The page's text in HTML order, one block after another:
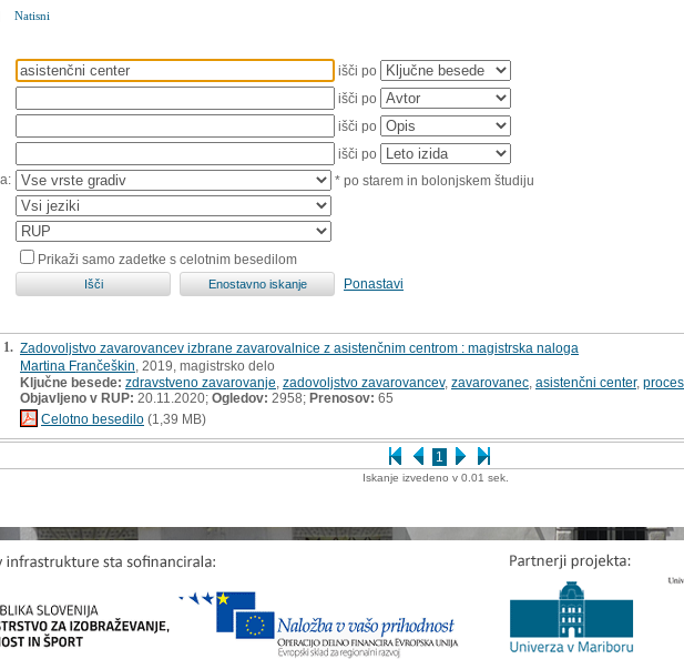
Natisni
išči po
išči po
išči po
išči po
* po starem in bolonjskem študiju
Prikaži samo zadetke s celotnim besedilom
Ponastavi
1
1. Zadovoljstvo zavarovancev izbrane zavarovalnice z asistenčnim centrom : magistrska naloga
Martina Frančeškin , 2019, magistrsko delo
Ključne besede: zdravstveno zavarovanje zadovoljstvo zavarovancev, zavarovanec asistenčni center,
Objavljeno v RUP: 20.11.2020; Ogledov: 2958; Prenosov: 65
Celotno besedilo (1,39 MB)
Iskanje izvedeno v 0.01 sek.